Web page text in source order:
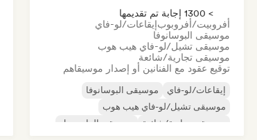
> 1300 إجابة تم تقديمها
أفروبيت/أفروبوبإيقاعات/لو-فاي
موسيقى البوسانوفا
موسيقى تشيل/لو-فاي هيب هوب
موسيقى تجارية/شائعة
توقيع عقود مع الفنانين أو إصدار موسيقاهم
إيقاعات/لو-فاي
موسيقى البوسانوفا
موسيقى تشيل/لو-فاي هيب هوب
موسيقى تجارية/شائعة
موسيقى الدانسهول